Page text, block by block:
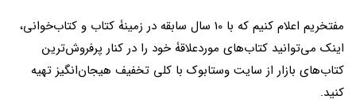
مفتخریم اعلام کنیم که با 10 سال سابقه در زمینۀ کتاب و کتاب‌خوانی،
اینک می‌توانید کتاب‌های موردعلاقۀ خود را در کنار پرفروش‌ترین
کتاب‌های بازار از سایت وستابوک با کلی تخفیف هیجان‌انگیز تهیه
کنید.